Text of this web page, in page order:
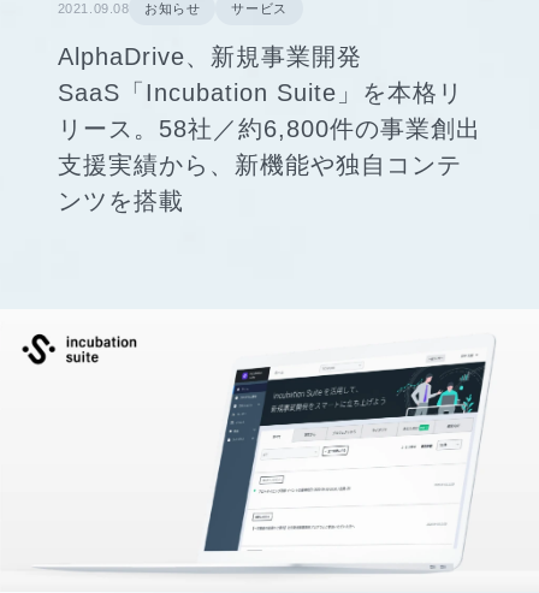
2021.09.08 お知らせ サービス
AlphaDrive、新規事業開発
SaaS「Incubation Suite」を本格リ
リース。58社／約6,800件の事業創出
支援実績から、新機能や独自コンテ
ンツを搭載